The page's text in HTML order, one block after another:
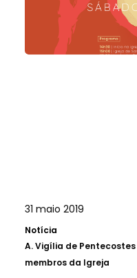
31 maio 2019
Notícia
A.Vigília de
membros da Igreja